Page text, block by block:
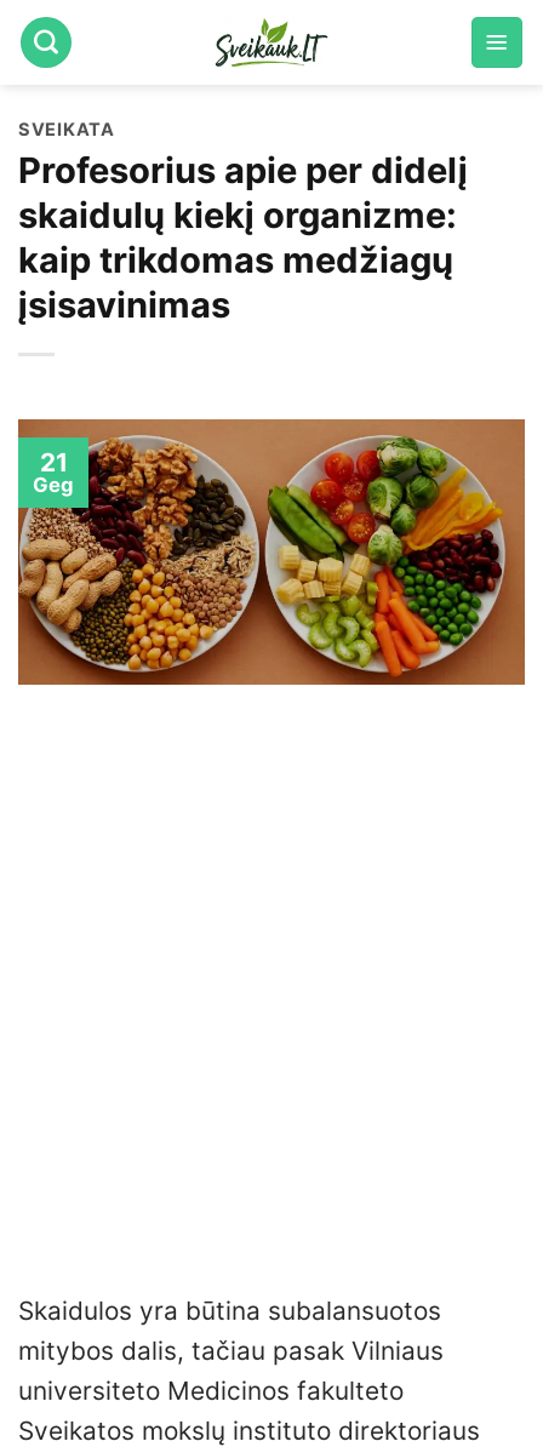
Skip
to
SVEIKATA
Profesorius apie per didelį
skaidulų kiekį organizme:
kaip trikdomas medžiagų
įsisavinimas
21
Geg
Skaidulos yra būtina subalansuotos
mitybos dalis, tačiau pasak Vilniaus
universiteto Medicinos fakulteto
Sveikatos mokslų instituto direktoriaus